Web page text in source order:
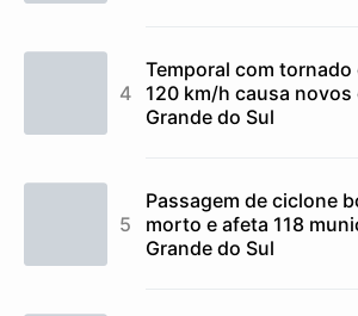
Temporal com
120 km/h causa novos
Grande do Sul
Passagem de ciclone
morto e afeta 118
Grande do Sul